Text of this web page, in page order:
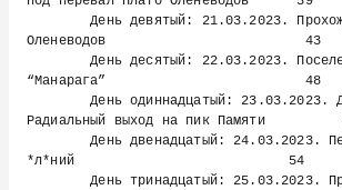
        День девятый: 21.03.2023. Прохождение Плато
Оленеводов                         43
        День десятый: 22.03.2023. Поселение в приют
“Манарага”                         48
        День одиннадцатый: 23.03.2023. Днев**.
Радиальный выход на пик Памяти
        День двенадцатый: 24.03.2023. Переход к ручью
*л*ний                           54
        День тринадцатый: 25.03.2023. Прохождение